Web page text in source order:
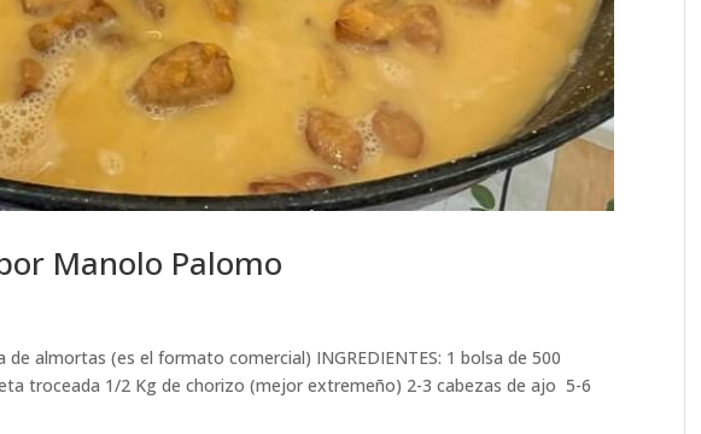
Manolo Palomo
almortas (es el formato comercial) INGREDIENTES: 1 bolsa de 500
troceada 1/2 Kg de chorizo (mejor extremeño) 2-3 cabezas de ajo 5-6